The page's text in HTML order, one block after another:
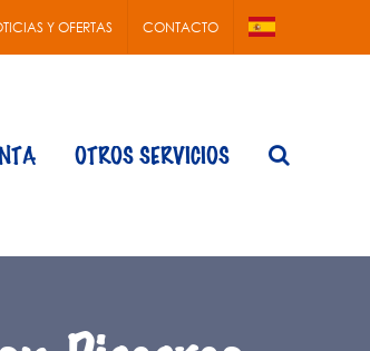
Y OFERTAS CONTACTO
OTROS SERVICIOS